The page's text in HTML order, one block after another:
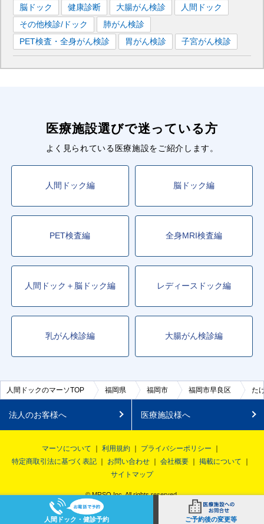
脳ドック 健康診断 大腸がん検診
人間ドック
その他検診/ドック
肺がん検診
PET検査・全身がん検診
胃がん検診 子宮がん検診
医療施設選びで迷っている方
よく見られている医療施設をご紹介します。
人間ドック編 脳ドック編
PET検査編 全身MRI検査編
人間ドック＋脳ドック編 レディースドック編
乳がん検診編 大腸がん検診編
人間ドックのマーソTOP 福岡県 福岡市 福岡市早良区 た
法人のお客様へ 医療施設様へ
マーソについて 利用規約
プライバシーポリシー
特定商取引法に基づく表記
お問い合わせ 会社概要
掲載について
サイトマップ
© MRSO Inc. All rights reserved.
人間ドック・健診予約 ご予約後の変更等